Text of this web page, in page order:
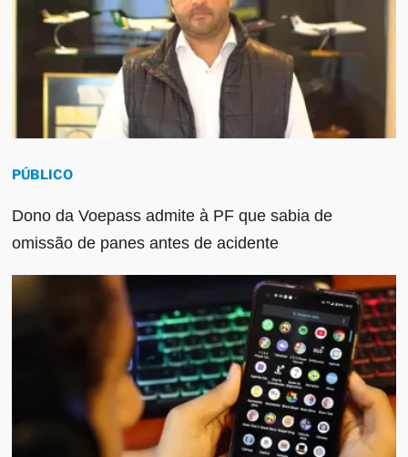
PÚBLICO
Dono da Voepass admite à PF que sabia de
omissão de panes antes de acidente